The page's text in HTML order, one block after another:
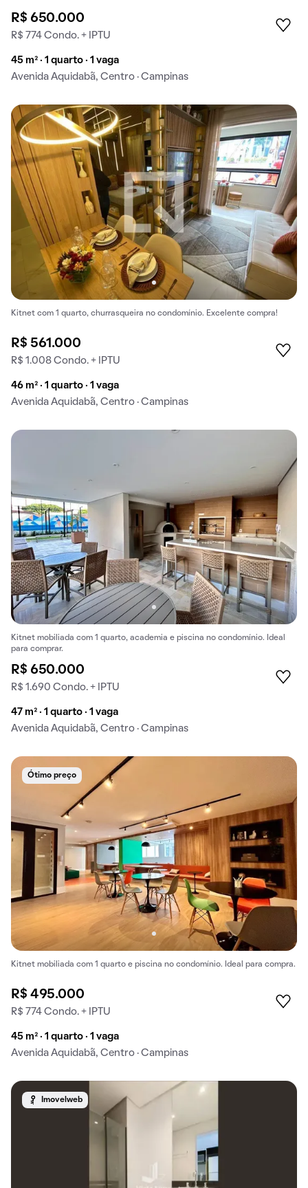
R$ 650.000
R$ 774 Condo. + IPTU
45 m² · 1 quarto · 1 vaga
Avenida Aquidabã, Centro · Campinas
Kitnet com 1 quarto, churrasqueira no condomínio. Excelente compra!
R$ 561.000
R$ 1.008 Condo. + IPTU
46 m² · 1 quarto · 1 vaga
Avenida Aquidabã, Centro · Campinas
Kitnet mobiliada com 1 quarto, academia e piscina no condomínio. Ideal
para comprar.
R$ 650.000
R$ 1.690 Condo. + IPTU
47 m² · 1 quarto · 1 vaga
Avenida Aquidabã, Centro · Campinas
Ótimo preço
Kitnet mobiliada com 1 quarto e piscina no condomínio. Ideal para compra.
R$ 495.000
R$ 774 Condo. + IPTU
45 m² · 1 quarto · 1 vaga
Avenida Aquidabã, Centro · Campinas
Imovelweb